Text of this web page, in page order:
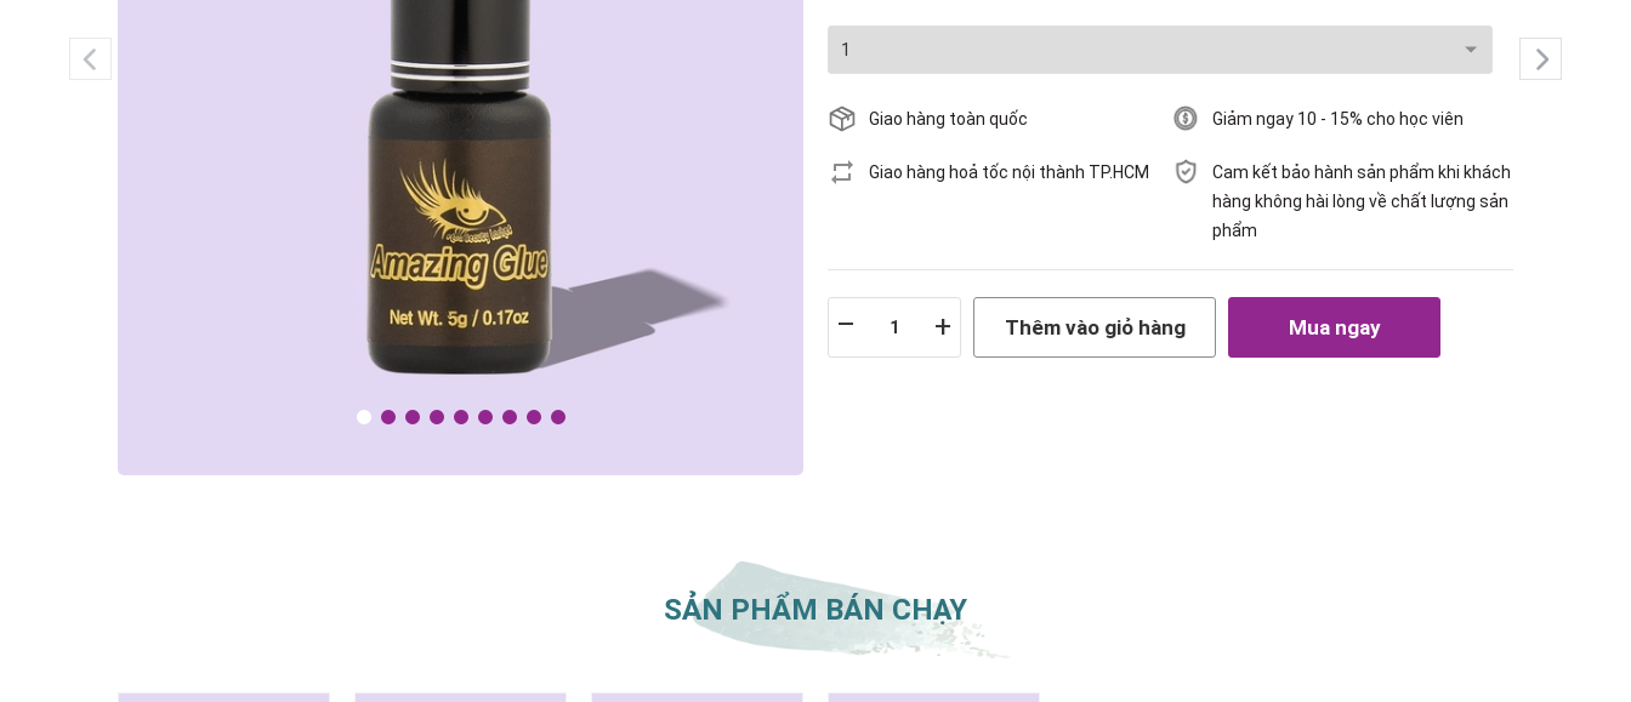
Giao hàng toàn quốc Giảm ngay 10 - 15% cho học viên
Giao hàng hoả tốc nội thành TP.HCM
Cam kết bảo hành sản phẩm khi khách
hàng không hài lòng về chất lượng sản
phẩm
– + Thêm vào giỏ hàng Mua ngay
SẢN PHẨM BÁN CHẠY